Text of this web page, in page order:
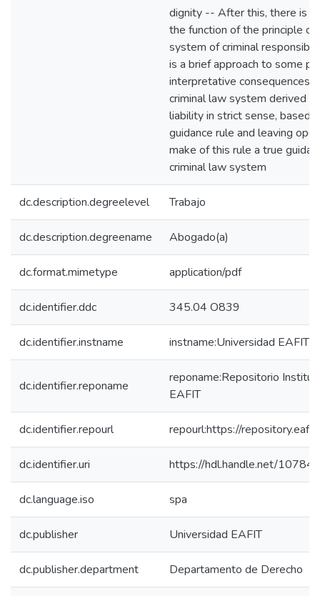
dignity -- After this, there is
the function of the principle of
system of criminal
is a brief approach to some
interpretative consequences
criminal law system derived
liability in strict sense, based
guidance rule and leaving
make of this rule a true
criminal law system
dc.description.degreelevel Trabajo
dc.description.degreename Abogado(a)
dc.format.mimetype application/pdf
dc.identifier.ddc 345.04 O839
dc.identifier.instname instname:Universidad EAFIT
dc.identifier.reponame
reponame:Repositorio
EAFIT
dc.identifier.repourl repourl:https://
dc.identifier.uri https://hdl.handle.net/
dc.language.iso spa
dc.publisher Universidad EAFIT
dc.publisher.department Departamento de Derecho